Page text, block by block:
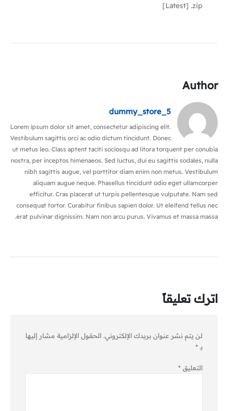
[Latest] .zip
Author
dummy_store_5
Lorem ipsum dolor sit amet, consectetur adipiscing elit.
Vestibulum sagittis orci ac odio dictum tincidunt. Donec
ut metus leo. Class aptent taciti sociosqu ad litora torquent per conubia
nostra, per inceptos himenaeos. Sed luctus, dui eu sagittis sodales, nulla
nibh sagittis augue, vel porttitor diam enim non metus. Vestibulum
aliquam augue neque. Phasellus tincidunt odio eget ullamcorper
efficitur. Cras placerat ut turpis pellentesque vulputate. Nam sed
consequat tortor. Curabitur finibus sapien dolor. Ut eleifend tellus nec
erat pulvinar dignissim. Nam non arcu purus. Vivamus et massa massa.
اترك تعليقاً
لن يتم نشر عنوان بريدك الإلكتروني. الحقول الإلزامية مشار إليها
بـ*
التعليق *